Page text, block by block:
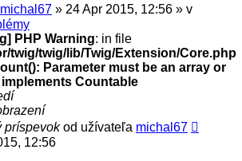
michal67 » 24 Apr 2015, 12:56 » v
PHP Warning: in file
twig/twig/lib/Twig/Extension/Core.php
Parameter must be an array or
Countable
príspevokod užívateľa michal67
12:56